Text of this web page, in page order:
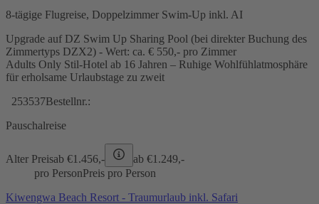
8-tägige Flugreise, Doppelzimmer Swim-Up inkl. AI
Upgrade auf DZ Swim Up Sharing Pool (bei direkter Buchung des
Zimmertyps DZX2) - Wert: ca. € 550,- pro Zimmer
Adults Only Stil-Hotel ab 16 Jahren – Ruhige Wohlfühlatmosphäre
für erholsame Urlaubstage zu zweit
253537Bestellnr.:
Pauschalreise
Alter Preisab €1.456,- ab €1.249,-
pro PersonPreis pro Person
Kiwengwa Beach Resort - Traumurlaub inkl. Safari